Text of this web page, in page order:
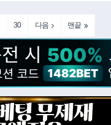
30 다음 맨끝